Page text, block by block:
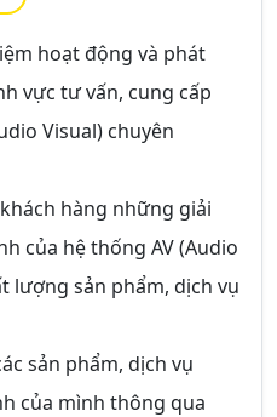
hoạt động và phát
vực tư vấn, cung cấp
Visual) chuyên
hàng những giải
của hệ thống AV (Audio
lượng sản phẩm, dịch vụ
sản phẩm, dịch vụ
của mình thông qua